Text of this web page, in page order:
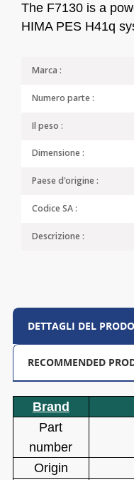
The F7130 is a
HIMA PES H41q
Marca :
Numero parte :
Il peso :
Dimensione :
Paese d'origine :
Codice SA :
Descrizione :
DETTAGLI DEL
RECOMMENDED
Brand
Part
number
Origin